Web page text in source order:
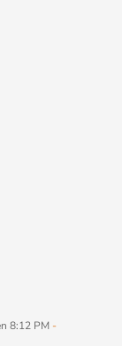
8:12 PM -